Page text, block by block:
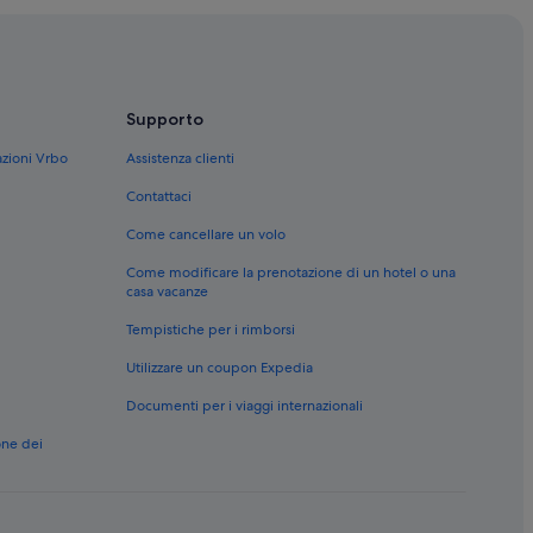
Vrbo
dei
Supporto
Assistenza clienti
Contattaci
Come cancellare un volo
Come modificare la prenotazione di un hotel o una
casa vacanze
Tempistiche per i rimborsi
Utilizzare un coupon Expedia
Documenti per i viaggi internazionali